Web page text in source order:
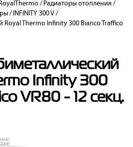
интерьера
/ Радиаторы отопления /
/ INFINITY 300 V /
Royal Thermo Infinity 300 Bianco Traffico
Infinity 300
VR80 - 12 секц.